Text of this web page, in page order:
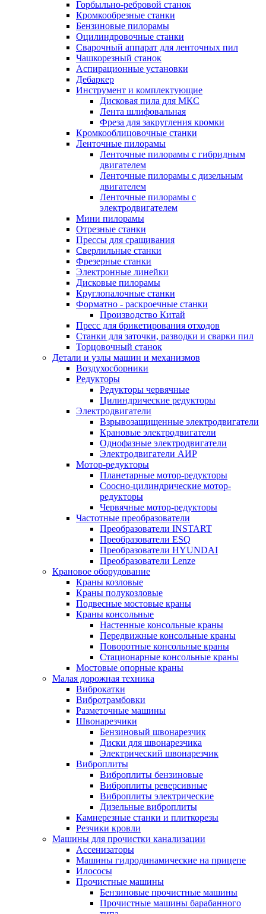
Горбыльно-ребровой станок
Кромкообрезные станки
Бензиновые пилорамы
Оцилиндровочные станки
Сварочный аппарат для ленточных пил
Чашкорезный станок
Аспирационные установки
Дебаркер
Инструмент и комплектующие
Дисковая пила для МКС
Лента шлифовальная
Фреза для закругления кромки
Кромкооблицовочные станки
Ленточные пилорамы
Ленточные пилорамы с гибридным
двигателем
Ленточные пилорамы с дизельным
двигателем
Ленточные пилорамы с
электродвигателем
Мини пилорамы
Отрезные станки
Прессы для сращивания
Сверлильные станки
Фрезерные станки
Электронные линейки
Дисковые пилорамы
Круглопалочные станки
Форматно - раскроечные станки
Производство Китай
Пресс для брикетирования отходов
Станки для заточки, разводки и сварки пил
Торцовочный станок
Детали и узлы машин и механизмов
Воздухосборники
Редукторы
Редукторы червячные
Цилиндрические редукторы
Электродвигатели
Взрывозащищенные электродвигатели
Крановые электродвигатели
Однофазные электродвигатели
Электродвигатели АИР
Мотор-редукторы
Планетарные мотор-редукторы
Соосно-цилиндрические мотор-
редукторы
Червячные мотор-редукторы
Частотные преобразователи
Преобразователи INSTART
Преобразователи ESQ
Преобразователи HYUNDAI
Преобразователи Lenze
Крановое оборудование
Краны козловые
Краны полукозловые
Подвесные мостовые краны
Краны консольные
Настенные консольные краны
Передвижные консольные краны
Поворотные консольные краны
Стационарные консольные краны
Мостовые опорные краны
Малая дорожная техника
Виброкатки
Вибротрамбовки
Разметочные машины
Швонарезчики
Бензиновый швонарезчик
Диски для швонарезчика
Электрический швонарезчик
Виброплиты
Виброплиты бензиновые
Виброплиты реверсивные
Виброплиты электрические
Дизельные виброплиты
Камнерезные станки и плиткорезы
Резчики кровли
Машины для прочистки канализации
Ассенизаторы
Машины гидродинамические на прицепе
Илососы
Прочистные машины
Бензиновые прочистные машины
Прочистные машины барабанного